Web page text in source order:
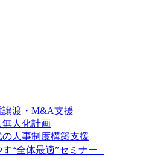
渡・M&A支援
人化計画
人事制度構築支援
“全体最適”セミナー